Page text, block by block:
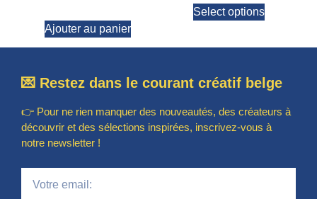
Ajouter au panier
Select options
💌 Restez dans le courant créatif belge
👉 Pour ne rien manquer des nouveautés, des créateurs à
découvrir et des sélections inspirées, inscrivez-vous à
notre newsletter !